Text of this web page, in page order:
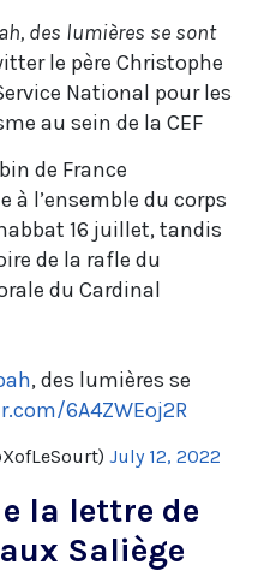
des lumières se sont
le père Christophe
National pour les
au sein de la CEF
de France
à l’ensemble du corps
16 juillet, tandis
de la rafle du
du Cardinal
, des lumières se
6A4ZWEoj2R
July 12, 2022
la lettre de
Saliège